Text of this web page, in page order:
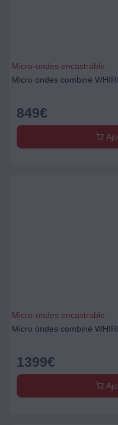
Micro-ondes encastrable
Micro ondes combiné
849€
Micro-ondes encastrable
Micro ondes combiné
1399€